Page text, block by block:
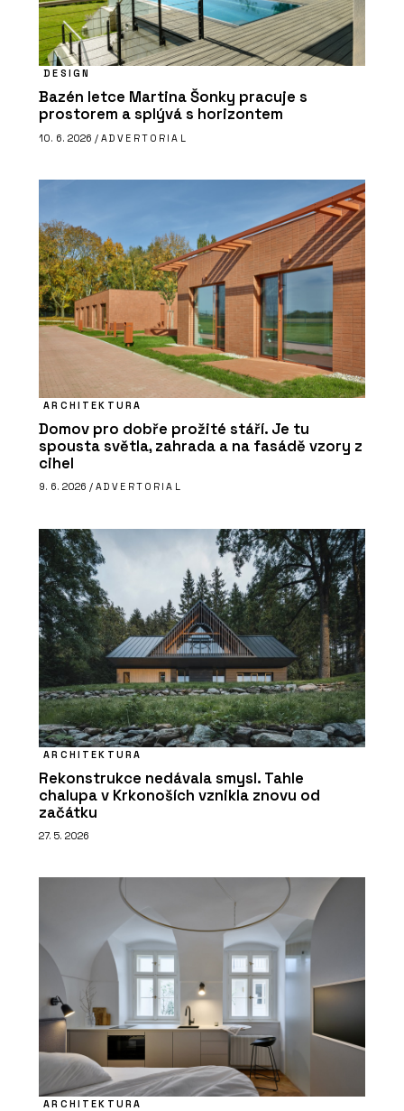
DESIGN
Bazén letce Martina Šonky pracuje s
prostorem a splývá s horizontem
10. 6. 2026 / ADVERTORIAL
ARCHITEKTURA
Domov pro dobře prožité stáří. Je tu
spousta světla, zahrada a na fasádě vzory z
cihel
9. 6. 2026 / ADVERTORIAL
ARCHITEKTURA
Rekonstrukce nedávala smysl. Tahle
chalupa v Krkonoších vznikla znovu od
začátku
27. 5. 2026
ARCHITEKTURA